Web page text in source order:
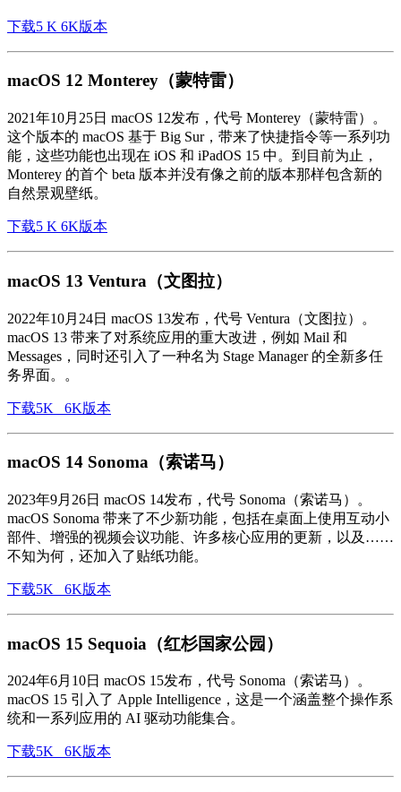
下载5 K 6K版本
macOS 12 Monterey（蒙特雷）
2021年10月25日 macOS 12发布，代号 Monterey（蒙特雷）。
这个版本的 macOS 基于 Big Sur，带来了快捷指令等一系列功
能，这些功能也出现在 iOS 和 iPadOS 15 中。到目前为止，
Monterey 的首个 beta 版本并没有像之前的版本那样包含新的
自然景观壁纸。
下载5 K 6K版本
macOS 13 Ventura（文图拉）
2022年10月24日 macOS 13发布，代号 Ventura（文图拉）。
macOS 13 带来了对系统应用的重大改进，例如 Mail 和
Messages，同时还引入了一种名为 Stage Manager 的全新多任
务界面。。
下载5K 6K版本
macOS 14 Sonoma（索诺马）
2023年9月26日 macOS 14发布，代号 Sonoma（索诺马）。
macOS Sonoma 带来了不少新功能，包括在桌面上使用互动小
部件、增强的视频会议功能、许多核心应用的更新，以及……
不知为何，还加入了贴纸功能。
下载5K 6K版本
macOS 15 Sequoia（红杉国家公园）
2024年6月10日 macOS 15发布，代号 Sonoma（索诺马）。
macOS 15 引入了 Apple Intelligence，这是一个涵盖整个操作系
统和一系列应用的 AI 驱动功能集合。
下载5K 6K版本